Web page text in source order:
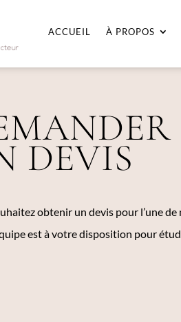
ACCUEIL À PROPOS
DEVIS
obtenir un devis pour l’une de
est à votre disposition pour